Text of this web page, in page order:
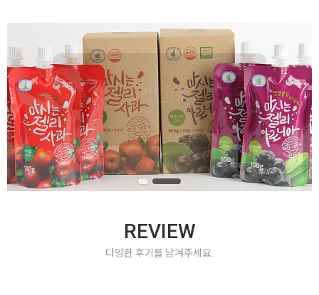
안전하고 믿을 수 있는 제품을 생산하는
농업회사법인(주) 더조은
BRAND SITE
농업회사법인(주) 더조은
REVIEW
다양한 후기를 남겨주세요.